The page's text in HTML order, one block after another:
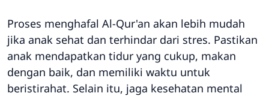
Proses menghafal Al-Qur'an akan lebih mudah
jika anak sehat dan terhindar dari stres. Pastikan
anak mendapatkan tidur yang cukup, makan
dengan baik, dan memiliki waktu untuk
beristirahat. Selain itu, jaga kesehatan mental